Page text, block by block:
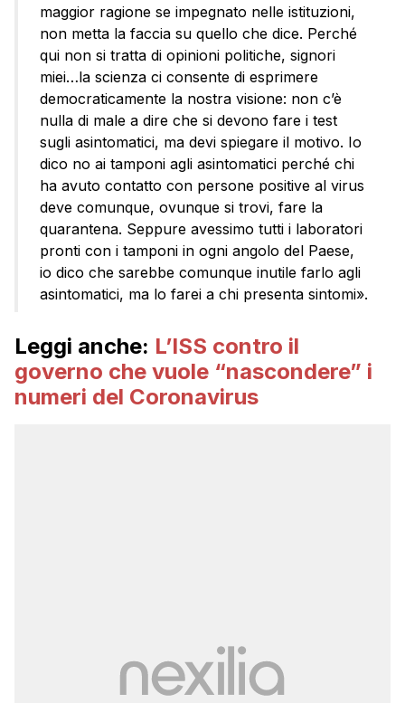
maggior ragione se impegnato nelle istituzioni,
non metta la faccia su quello che dice. Perché
qui non si tratta di opinioni politiche, signori
miei…la scienza ci consente di esprimere
democraticamente la nostra visione: non c’è
nulla di male a dire che si devono fare i test
sugli asintomatici, ma devi spiegare il motivo. Io
dico no ai tamponi agli asintomatici perché chi
ha avuto contatto con persone positive al virus
deve comunque, ovunque si trovi, fare la
quarantena. Seppure avessimo tutti i laboratori
pronti con i tamponi in ogni angolo del Paese,
io dico che sarebbe comunque inutile farlo agli
asintomatici, ma lo farei a chi presenta sintomi».
Leggi anche: L’ISS contro il
governo che vuole “nascondere” i
numeri del Coronavirus